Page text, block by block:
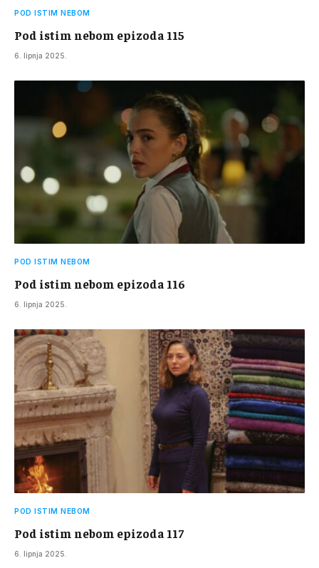
POD ISTIM NEBOM
Pod istim nebom epizoda 115
6. lipnja 2025.
POD ISTIM NEBOM
Pod istim nebom epizoda 116
6. lipnja 2025.
POD ISTIM NEBOM
Pod istim nebom epizoda 117
6. lipnja 2025.